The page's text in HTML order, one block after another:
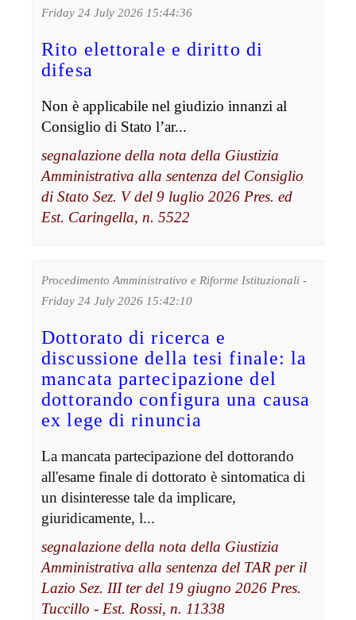
Friday 24 July 2026 15:44:36
Rito elettorale e diritto di
difesa
Non è applicabile nel giudizio innanzi al
Consiglio di Stato l’ar...
segnalazione della nota della Giustizia
Amministrativa alla sentenza del Consiglio
di Stato Sez. V del 9 luglio 2026 Pres. ed
Est. Caringella, n. 5522
Procedimento Amministrativo e Riforme Istituzionali -
Friday 24 July 2026 15:42:10
Dottorato di ricerca e
discussione della tesi finale: la
mancata partecipazione del
dottorando configura una causa
ex lege di rinuncia
La mancata partecipazione del dottorando
all'esame finale di dottorato è sintomatica di
un disinteresse tale da implicare,
giuridicamente, l...
segnalazione della nota della Giustizia
Amministrativa alla sentenza del TAR per il
Lazio Sez. III ter del 19 giugno 2026 Pres.
Tuccillo - Est. Rossi, n. 11338